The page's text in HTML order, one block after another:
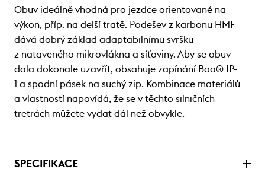
Obuv ideálně vhodná pro jezdce orientované na
výkon, příp. na delší tratě. Podešev z karbonu HMF
dává dobrý základ adaptabilnímu svršku
z nataveného mikrovlákna a síťoviny. Aby se obuv
dala dokonale uzavřít, obsahuje zapínání Boa® IP-
1 a spodní pásek na suchý zip. Kombinace materiálů
a vlastností napovídá, že se v těchto silničních
tretrách můžete vydat dál než obvykle.
SPECIFIKACE